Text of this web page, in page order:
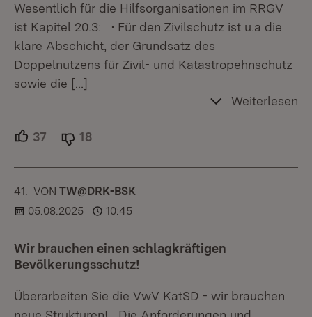
Wesentlich für die Hilfsorganisationen im RRGV
ist Kapitel 20.3: • Für den Zivilschutz ist u.a die
klare Abschicht, der Grundsatz des
Doppelnutzens für Zivil- und Katastropehnschutz
sowie die […]
Weiterlesen
37 Unterstützer.
18
41. KOMMENTAR
VON :TW@DRK-BSK
05.08.2025
10:45
Wir brauchen einen schlagkräftigen
Bevölkerungsschutz!
Überarbeiten Sie die VwV KatSD - wir brauchen